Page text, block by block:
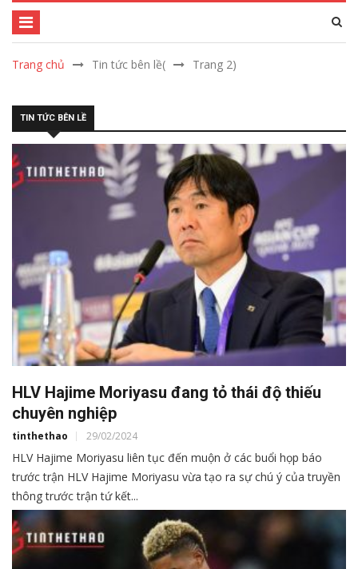
Trang chủ Tin tức bên lề( Trang 2)
TIN TỨC BÊN LỀ
HLV Hajime Moriyasu đang tỏ thái độ thiếu
chuyên nghiệp
tinthethao 29/02/2024
HLV Hajime Moriyasu liên tục đến muộn ở các buổi họp báo
trước trận HLV Hajime Moriyasu vừa tạo ra sự chú ý của truyền
thông trước trận tứ kết...